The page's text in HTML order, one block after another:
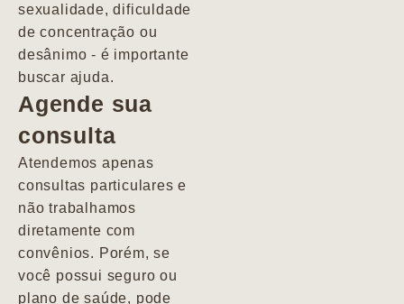
sexualidade, dificuldade
de concentração ou
desânimo - é importante
buscar ajuda.
Agende sua
consulta
Atendemos apenas
consultas particulares e
não trabalhamos
diretamente com
convênios. Porém, se
você possui seguro ou
plano de saúde, pode